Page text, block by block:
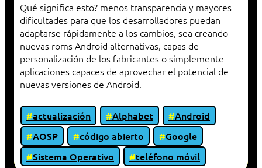
Qué significa esto? menos transparencia y mayores
dificultades para que los desarrolladores puedan
adaptarse rápidamente a los cambios, sea creando
nuevas roms Android alternativas, capas de
personalización de los fabricantes o simplemente
aplicaciones capaces de aprovechar el potencial de
nuevas versiones de Android.
actualización Alphabet
Android
AOSP
código abierto
Google
Sistema Operativo
teléfono móvil